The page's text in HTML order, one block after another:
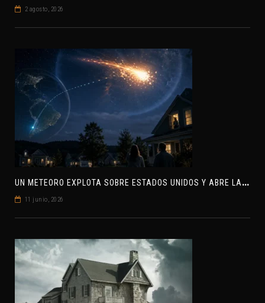
2 agosto, 2026
U
N METEORO EXPLOTA SOBRE ESTADOS UNIDOS Y ABRE LA PISTA DE POLAR-IM, UN POSIBLE VISITANTE INTERESTELAR
11 junio, 2026